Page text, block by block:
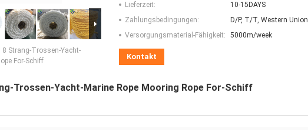
8 Strang-Trossen-Yacht-
For-Schiff
Lieferzeit:
10-15DAYS
Zahlungsbedingungen:
D/P, T/T, Western Union
Versorgungsmaterial-Fähigkeit:
5000m/week
Kontakt
Trossen-Yacht-Marine Rope Mooring Rope For-Schiff